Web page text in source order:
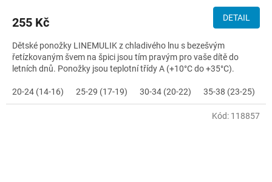
255 Kč DETAIL
Dětské ponožky LINEMULIK z chladivého lnu s bezešvým
řetízkovaným švem na špici jsou tím pravým pro vaše dítě do
letních dnů. Ponožky jsou teplotní třídy A (+10°C do +35°C).
20-24 (14-16) 25-29 (17-19) 30-34 (20-22) 35-38 (23-25)
Kód: 118857